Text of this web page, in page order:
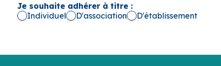
Je souhaite adhérer à titre :
Individuel
D'association D'établissement